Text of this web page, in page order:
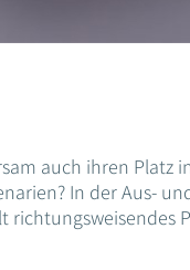
auch ihren Platz
In der Aus-
richtungsweisendes